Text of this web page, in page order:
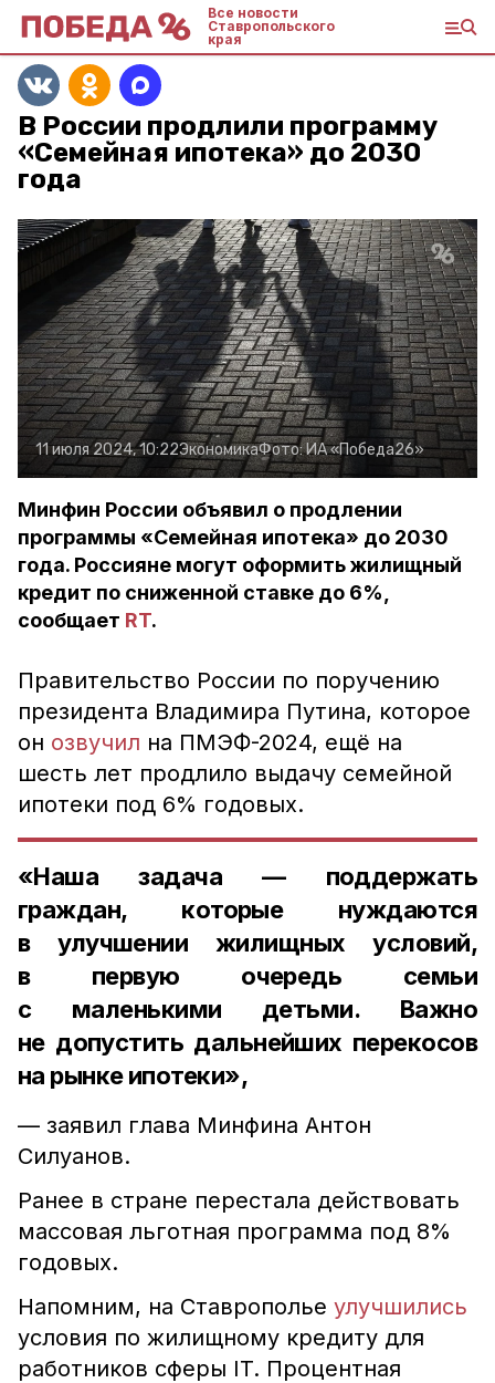
Все новости
Ставропольского
края
В России продлили программу
«Семейная ипотека» до 2030
года
11 июля 2024, 10:22ЭкономикаФото:ИА «Победа26»
Минфин России объявил о продлении
программы «Семейная ипотека» до 2030
года. Россияне могут оформить жилищный
кредит по сниженной ставке до 6%,
сообщает RT.
Правительство России по поручению
президента Владимира Путина, которое
он озвучил на ПМЭФ-2024, ещё на
шесть лет продлило выдачу семейной
ипотеки под 6% годовых.
«Наша задача — поддержать
граждан, которые нуждаются
в улучшении жилищных условий,
в первую очередь семьи
с маленькими детьми. Важно
не допустить дальнейших перекосов
на рынке ипотеки»,
— заявил глава Минфина Антон
Силуанов.
Ранее в стране перестала действовать
массовая льготная программа под 8%
годовых.
Напомним, на Ставрополье улучшились
условия по жилищному кредиту для
работников сферы IT. Процентная